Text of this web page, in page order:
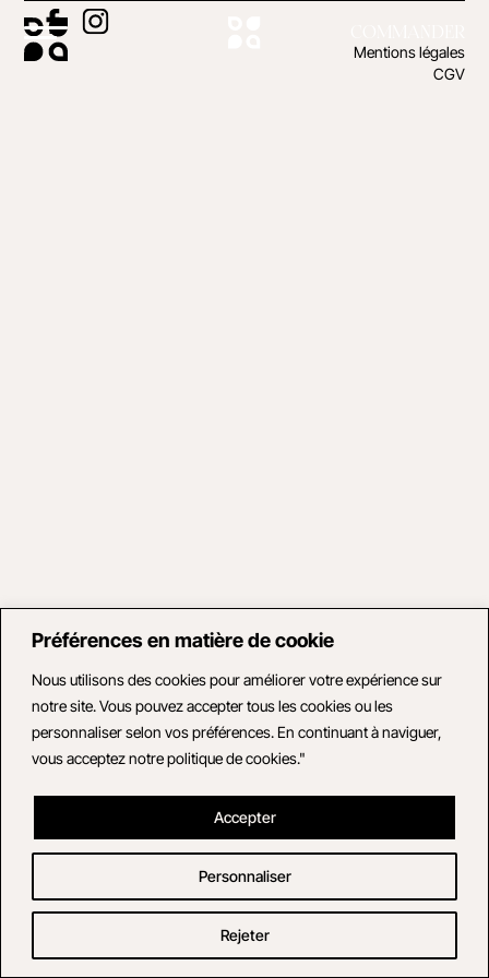
Préférences en matière de cookie
Nous utilisons des cookies pour améliorer votre expérience sur
notre site. Vous pouvez accepter tous les cookies ou les
personnaliser selon vos préférences. En continuant à naviguer,
vous acceptez notre politique de cookies."
Personnaliser
Rejeter
Accepter
Mentions légales
CGV